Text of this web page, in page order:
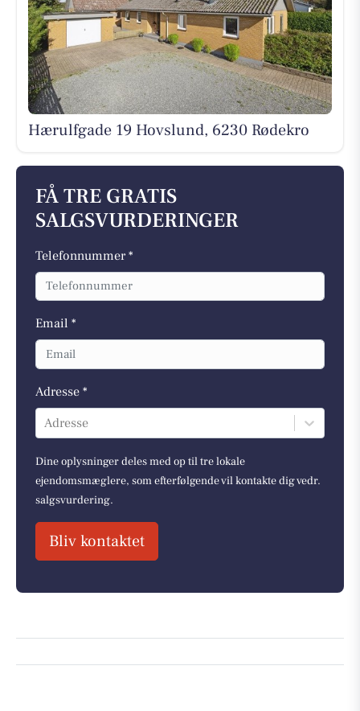
Hærulfgade 19 Hovslund, 6230 Rødekro
FÅ TRE GRATIS
SALGSVURDERINGER
Telefonnummer *
Email *
Adresse *
Adresse
Dine oplysninger deles med op til tre lokale
ejendomsmæglere, som efterfølgende vil kontakte dig vedr.
salgsvurdering.
Bliv kontaktet